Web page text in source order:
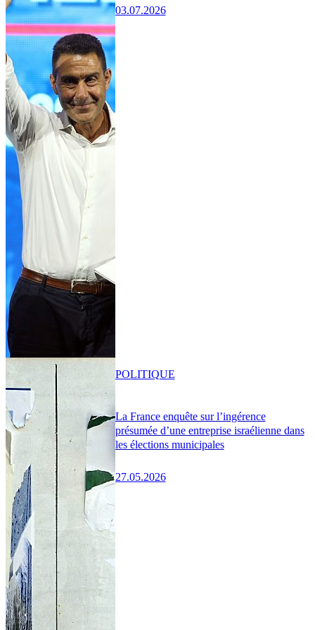
03.07.2026
La France enquête sur l’ingérence
présumée d’une entreprise israélienne dans
les élections municipales
27.05.2026
POLITIQUE